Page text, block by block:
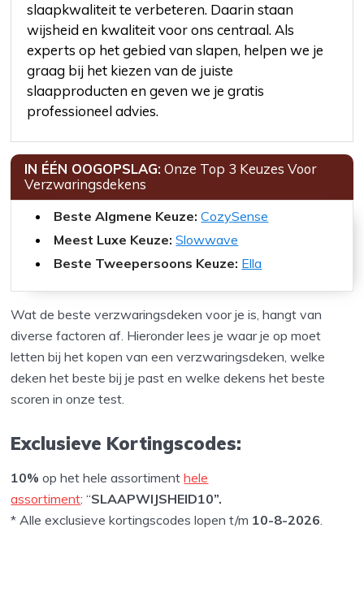
slaapkwaliteit te verbeteren. Daarin staan
wijsheid en kwaliteit voor ons centraal. Als
experts op het gebied van slapen, helpen we je
graag bij het kiezen van de juiste
slaapproducten en geven we je gratis
professioneel advies.
IN ÉÉN OOGOPSLAG: Onze Top 3 Keuzes Voor
Verzwaringsdekens
Beste Algmene Keuze:CozySense
Meest Luxe Keuze:Slowwave
Beste Tweepersoons Keuze: Ella
Wat de beste verzwaringsdeken voor je is, hangt van
diverse factoren af. Hieronder lees je waar je op moet
letten bij het kopen van een verzwaringsdeken, welke
deken het beste bij je past en welke dekens het beste
scoren in onze test.
Exclusieve Kortingscodes:
10% op het hele assortimenthele
assortiment: “SLAAPWIJSHEID10”.
* Alle exclusieve kortingscodes lopen t/m 10-8-2026.